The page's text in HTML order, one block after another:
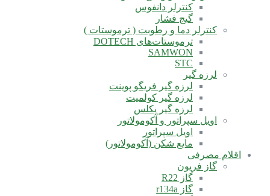
کنترلر دانفوس
گیج فشار
کنترلر دما و رطوبت ( ترموستات )
ترموستات‌های DOTECH
SAMWON
STC
لرزه گیر
لرزه گیر فریگو پوینت
لرزه گیر کولمیت
لرزه گیر پکلس
اویل سپراتور و آکومولاتور
اویل سپراتور
مایع شکن (آکومولاتور)
اقلام مصرفی
گاز فریون
گاز R22
گاز r134a